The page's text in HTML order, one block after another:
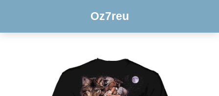
Oz7reu